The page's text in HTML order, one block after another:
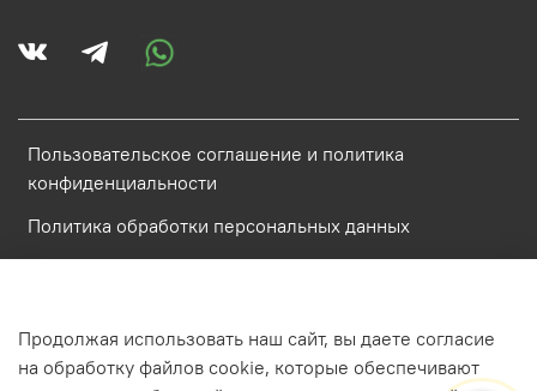
Пользовательское соглашение и политика
конфиденциальности
Политика обработки персональных данных
Продолжая использовать наш сайт, вы даете согласие
на обработку файлов cookie, которые обеспечивают